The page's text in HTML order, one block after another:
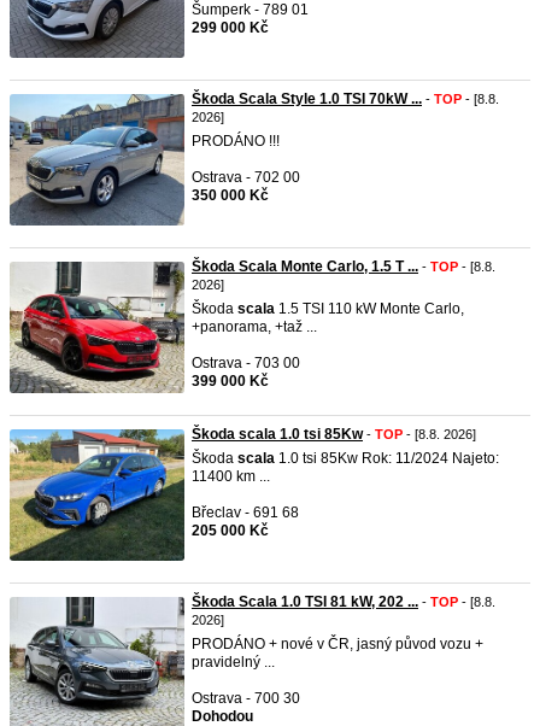
Šumperk - 789 01
299 000 Kč
Škoda Scala Style 1.0 TSI 70kW ... - TOP - [8.8.
2026]
PRODÁNO !!!
Ostrava - 702 00
350 000 Kč
Škoda Scala Monte Carlo, 1.5 T ... - TOP - [8.8.
2026]
Škoda scala 1.5 TSI 110 kW Monte Carlo,
+panorama, +taž ...
Ostrava - 703 00
399 000 Kč
Škoda scala 1.0 tsi 85Kw- TOP - [8.8. 2026]
Škoda scala 1.0 tsi 85Kw Rok: 11/2024 Najeto:
11400 km ...
Břeclav - 691 68
205 000 Kč
Škoda Scala 1.0 TSI 81 kW, 202 ... - TOP - [8.8.
2026]
PRODÁNO + nové v ČR, jasný původ vozu +
pravidelný ...
Ostrava - 700 30
Dohodou